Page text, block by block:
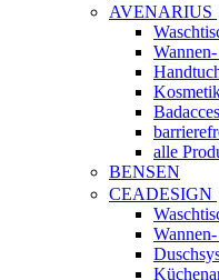
AVENARIUS
alle
BENSEN
CEADESIGN